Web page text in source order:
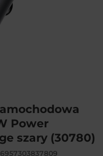
Power
szary (30780)